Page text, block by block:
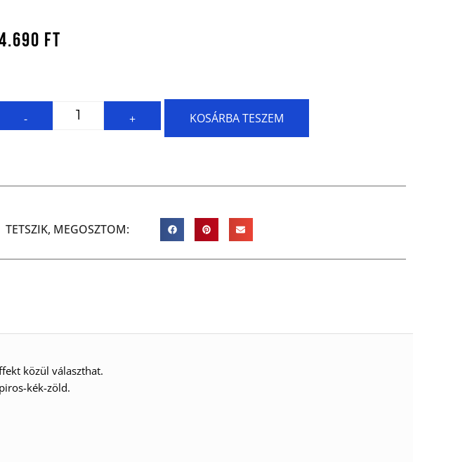
Ft
- + KOSÁRBA TESZEM
TETSZIK, MEGOSZTOM:
közül választhat.
kék-zöld.